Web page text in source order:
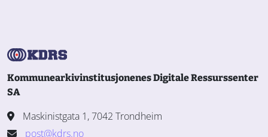
Kommunearkivinstitusjonenes Digitale Ressurssenter
SA
Maskinistgata 1, 7042 Trondheim
post@kdrs.no